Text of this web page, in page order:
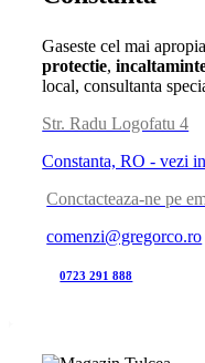
Gaseste cel mai
protectie,
local, consultanta
Str. Radu Logofatu 4
Constanta, RO - vezi
Conctacteaza-ne pe
comenzi@gregorco.ro
0723 291 888